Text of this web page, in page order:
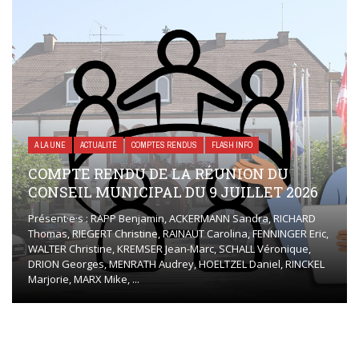
A LA UNE ACTUALITÉ COMPTES RENDUS FLASH INFO
COMPTE RENDU DE LA RÉUNION DU
CONSEIL MUNICIPAL DU 9 JUILLET 2026
Présent·e·s : RAPP Benjamin, ACKERMANN Sandra, RICHARD
Thomas, RIEGERT Christine, RAINAUT Carolina, FENNINGER Eric,
WALTER Christine, KREMSER Jean-Marc, SCHALL Véronique,
DRION Georges, MENRATH Audrey, HOELTZEL Daniel, RINCKEL
Marjorie, MARX Mike, ...